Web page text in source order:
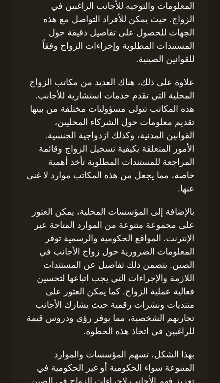
المعلومات والتوجيه للأجانب الراغبين في
الزواج. حيث يمكن للأفراد التواصل مع هذه
الجهات للحصول على تفاصيل دقيقة حول
المستندات المطلوبة وإجراءات الزواج وفقاً
للقوانين الصينية.
علاوة على ذلك، هناك العديد من مكاتب الزواج
المحلية التي تقدم خدمات استشارية للأجانب.
هذه المكاتب تتولى مسؤوليات مختلفة من بينها
تقديم معلومات حول الشركاء المحليين،
القوانين المدنية، وكذلك ازدواجية الجنسية.
الأمور المتعلقة بكيفية تسجيل الزواج وقائمة
المراجعة للمستندات المطلوبة تأخذ أهمية
خاصة، مما يجعل من هذه المكاتب موارد لا غنى
عنها.
بالإضافة إلى المؤسسات المحلية، يمكن العثور
على مجموعة متنوعة من الموارد المتاحة عبر
الإنترنت. المواقع الحكومية والرسمية توفر
المعلومات الضرورية حول زواج الأجانب في
الصين. يتضمن ذلك تفاصيل عن المستندات
اللازمة والإجراءات التي يجب اتباعها لتحسين
فعالية عملية الزواج. كما يمكن العثور على
منتديات ونشرات رقمية حيث يشارك الأجانب
تجاربهم الشخصية، مما يوفر رؤى ودروس قيمة
للراغبين في اتخاذ هذه الخطوة.
بهذا الشكل، تسهم المؤسسات والموارد
المتنوعة سواء الحكومية أو غير الحكومية في
تعزيز فهم الأجانب لإجراءات الزواج في الصين.